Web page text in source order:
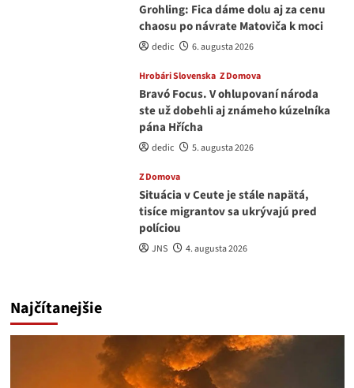
Grohling: Fica dáme dolu aj za cenu
chaosu po návrate Matoviča k moci
dedic 6. augusta 2026
Hrobári Slovenska Z Domova
Bravó Focus. V ohlupovaní národa
ste už dobehli aj známeho kúzelníka
pána Hřícha
dedic 5. augusta 2026
Z Domova
Situácia v Ceute je stále napätá,
tisíce migrantov sa ukrývajú pred
políciou
JNS 4. augusta 2026
Najčítanejšie